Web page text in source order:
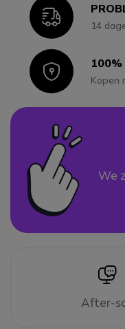
Icon14
Icon100%
Kopen
We
After-